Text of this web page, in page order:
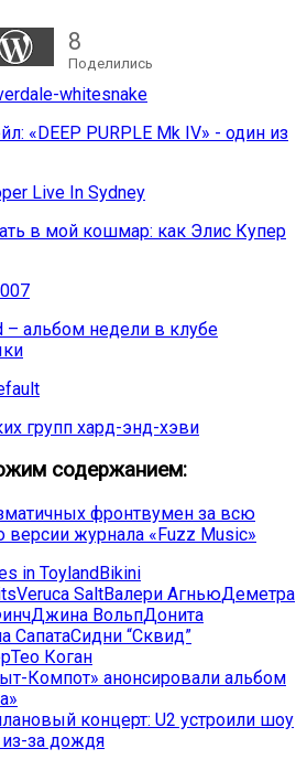
8
Поделились
«DEEP PURPLE Mk IV» - один из
в мой кошмар: как Элис Купер
– альбом недели в клубе
групп хард-энд-хэви
содержанием:
фронтвумен за всю
версии журнала «Fuzz Music»
in ToylandBikini
Veruca SaltВалери АгньюДеметра
Джина ВольпДонита
СапатаСидни “Сквид”
Тео Коган
Компот» анонсировали альбом
концерт: U2 устроили шоу
за дождя